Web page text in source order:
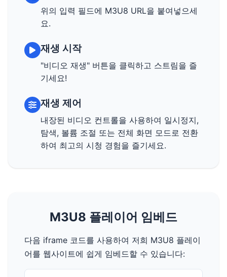
위의 입력 필드에 M3U8 URL을 붙여넣으세
요.
재생 시작
"비디오 재생" 버튼을 클릭하고 스트림을 즐
기세요!
재생 제어
내장된 비디오 컨트롤을 사용하여 일시정지,
탐색, 볼륨 조절 또는 전체 화면 모드로 전환
하여 최고의 시청 경험을 즐기세요.
M3U8 플레이어 임베드
다음 iframe 코드를 사용하여 저희 M3U8 플레이
어를 웹사이트에 쉽게 임베드할 수 있습니다: